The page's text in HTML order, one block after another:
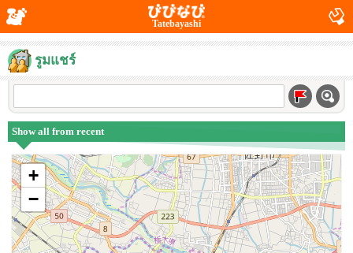
Tatebayashi
รูมแชร์
Show all from recent
+
−